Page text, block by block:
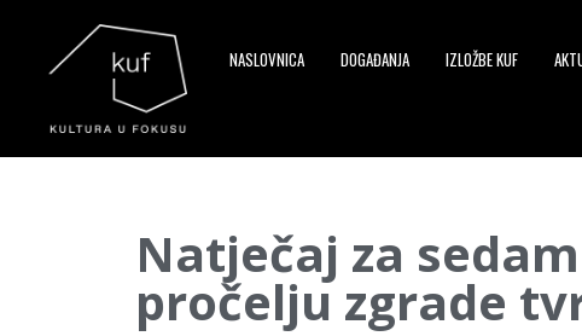
NASLOVNICA DOGAĐANJA IZLOŽBE KUF
Natječaj za
pročelju zgrade